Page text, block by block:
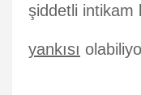
şiddetli intikam
yankısı